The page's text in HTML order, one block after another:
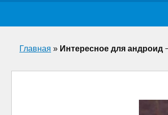
Главная » Интересное для андроид